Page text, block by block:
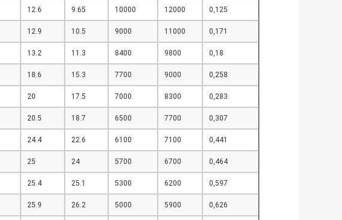
12.6 9.65 10000 12000 0,125
12.9 10.5 9000 11000 0,171
13.2 11.3 8400 9800 0,18
18.6 15.3 7700 9000 0,258
20 17.5 7000 8300 0,283
20.5 18.7 6500 7700 0,307
24.4 22.6 6100 7100 0,441
25 24 5700 6700 0,464
25.4 25.1 5300 6200 0,597
25.9 26.2 5000 5900 0,626